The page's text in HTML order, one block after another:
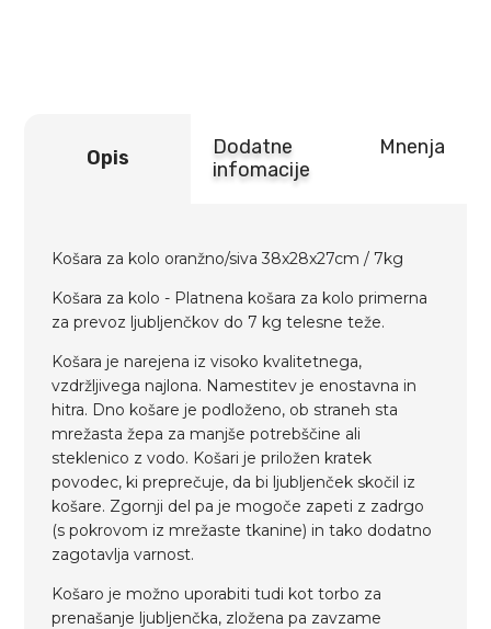
Opis
Dodatne
infomacije
Mnenja
Košara za kolo oranžno/siva 38x28x27cm / 7kg
Košara za kolo - Platnena košara za kolo primerna
za prevoz ljubljenčkov do 7 kg telesne teže.
Košara je narejena iz visoko kvalitetnega,
vzdržljivega najlona. Namestitev je enostavna in
hitra. Dno košare je podloženo, ob straneh sta
mrežasta žepa za manjše potrebščine ali
steklenico z vodo. Košari je priložen kratek
povodec, ki preprečuje, da bi ljubljenček skočil iz
košare. Zgornji del pa je mogoče zapeti z zadrgo
(s pokrovom iz mrežaste tkanine) in tako dodatno
zagotavlja varnost.
Košaro je možno uporabiti tudi kot torbo za
prenašanje ljubljenčka, zložena pa zavzame